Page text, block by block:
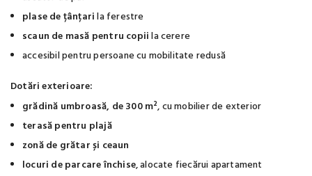
plase de țânțarila ferestre
scaun de masă pentru copiila cerere
accesibil pentru persoane cu mobilitate redusă
Dotări exterioare:
grădină umbroasă, de 300 m², cu mobilier de exterior
terasă pentru plajă
zonă de grătar și ceaun
locuri de parcare închise, alocate fiecărui apartament